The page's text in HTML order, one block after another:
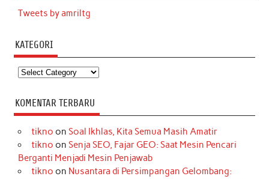
Tweets by amriltg
KATEGORI
Kategori
KOMENTAR TERBARU
tikno on Soal Ikhlas, Kita Semua Masih Amatir
tikno on Senja SEO, Fajar GEO: Saat Mesin Pencari
Berganti Menjadi Mesin Penjawab
tikno on Nusantara di Persimpangan Gelombang: